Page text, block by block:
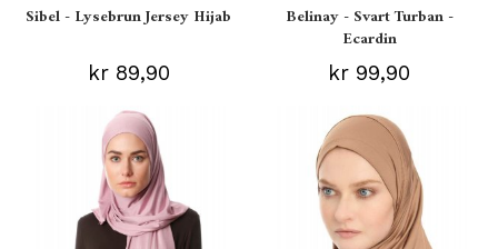
Sibel - Lysebrun Jersey Hijab
kr 89,90
Belinay - Svart Turban -
Ecardin
kr 99,90